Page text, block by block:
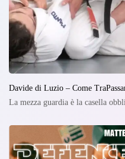
Davide di Luzio – Come
La mezza guardia è la casella